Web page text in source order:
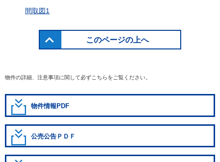
間取図1
このページの上へ
物件の詳細、注意事項に関して必ずこちらをご覧ください。
物件情報PDF
公売公告ＰＤＦ